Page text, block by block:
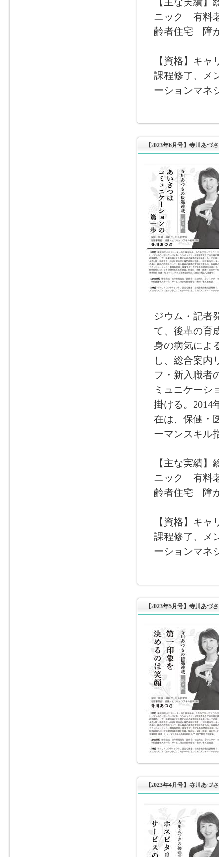
ニック 有料
齢者住宅 障
【資格】キ
課程修了、メ
ーションマネ
【2023年6月号】寺川あづ
ジウム・記者
て、後輩の育
身の病気によ
し、総合案内
フ・新入職者
ミュニケーシ
掛ける。2014
在は、保健・
ーマンスキル
【主な実績
ニック 有料
齢者住宅 障
【資格】キ
課程修了、メ
ーションマネ
【2023年5月号】寺川あづ
【2023年4月号】寺川あづ